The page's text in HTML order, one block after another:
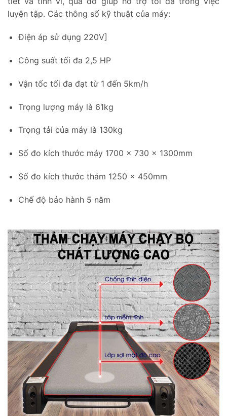
luyện tập. Các thông số kỹ thuật của máy:
Điện áp sử dụng 220V]
Công suất tối đa 2,5 HP
Vận tốc tối đa đạt từ 1 đến 5km/h
Trọng lượng máy là 61kg
Trọng tải của máy là 130kg
Số đo kích thước máy 1700 x 730 x 1300mm
Số đo kích thước thảm 1250 x 450mm
Chế độ bảo hành 5 năm